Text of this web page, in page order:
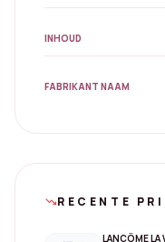
INHOUD
FABRIKANT NAAM
trending_downRECENTE